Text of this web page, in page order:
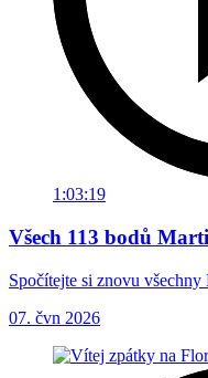
1:03:19
Všech 113 bodů
Spočítejte si znovu
07. čvn 2026